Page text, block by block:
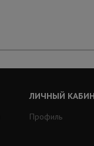
ЛИЧНЫЙ
Профиль